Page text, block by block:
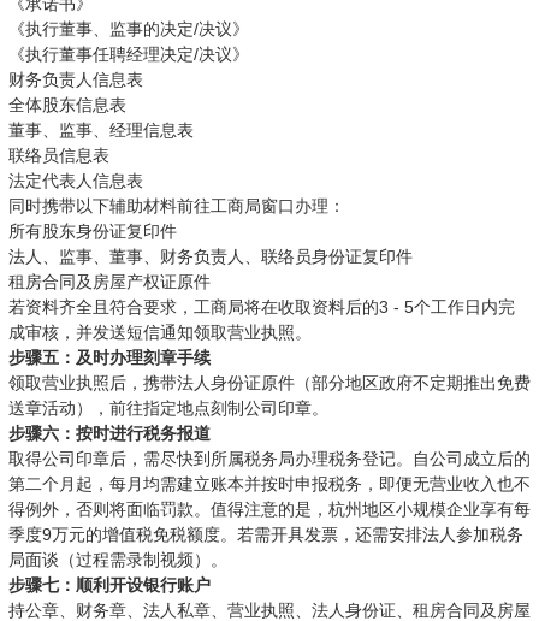
《执行董事、监事的决定/决议》
《执行董事任聘经理决定/决议》
财务负责人信息表
全体股东信息表
董事、监事、经理信息表
联络员信息表
法定代表人信息表
同时携带以下辅助材料前往工商局窗口办理：
所有股东身份证复印件
法人、监事、董事、财务负责人、联络员身份证复印件
租房合同及房屋产权证原件
若资料齐全且符合要求，工商局将在收取资料后的3 - 5个工作日内完
成审核，并发送短信通知领取营业执照。
步骤五：及时办理刻章手续
领取营业执照后，携带法人身份证原件（部分地区政府不定期推出免费
送章活动），前往指定地点刻制公司印章。
步骤六：按时进行税务报道
取得公司印章后，需尽快到所属税务局办理税务登记。自公司成立后的
第二个月起，每月均需建立账本并按时申报税务，即便无营业收入也不
得例外，否则将面临罚款。值得注意的是，杭州地区小规模企业享有每
季度9万元的增值税免税额度。若需开具发票，还需安排法人参加税务
局面谈（过程需录制视频）。
步骤七：顺利开设银行账户
持公章、财务章、法人私章、营业执照、法人身份证、租房合同及房屋